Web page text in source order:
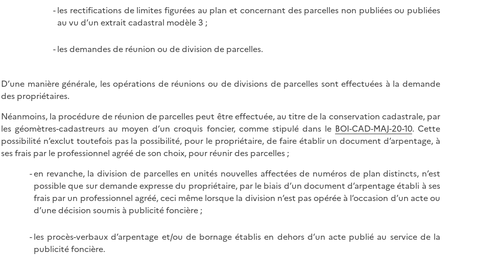
les rectifications de limites figurées au plan et concernant des parcelles non publiées ou publiées
au vu d’un extrait cadastral modèle 3 ;
les demandes de réunion ou de division de parcelles.
D’une manière générale, les opérations de réunions ou de divisions de parcelles sont effectuées à la demande
des propriétaires.
Néanmoins, la procédure de réunion de parcelles peut être effectuée, au titre de la conservation cadastrale, par
les géomètres-cadastreurs au moyen d’un croquis foncier, comme stipulé dans le BOI-CAD-MAJ-20-10. Cette
possibilité n’exclut toutefois pas la possibilité, pour le propriétaire, de faire établir un document d’arpentage, à
ses frais par le professionnel agréé de son choix, pour réunir des parcelles ;
en revanche, la division de parcelles en unités nouvelles affectées de numéros de plan distincts, n’est
possible que sur demande expresse du propriétaire, par le biais d’un document d’arpentage établi à ses
frais par un professionnel agréé, ceci même lorsque la division n’est pas opérée à l’occasion d’un acte ou
d’une décision soumis à publicité foncière ;
les procès-verbaux d’arpentage et/ou de bornage établis en dehors d’un acte publié au service de la
publicité foncière.